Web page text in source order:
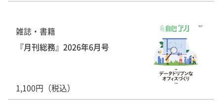
雑誌・書籍
『月刊総務』2026年6月号
1,100円（税込）